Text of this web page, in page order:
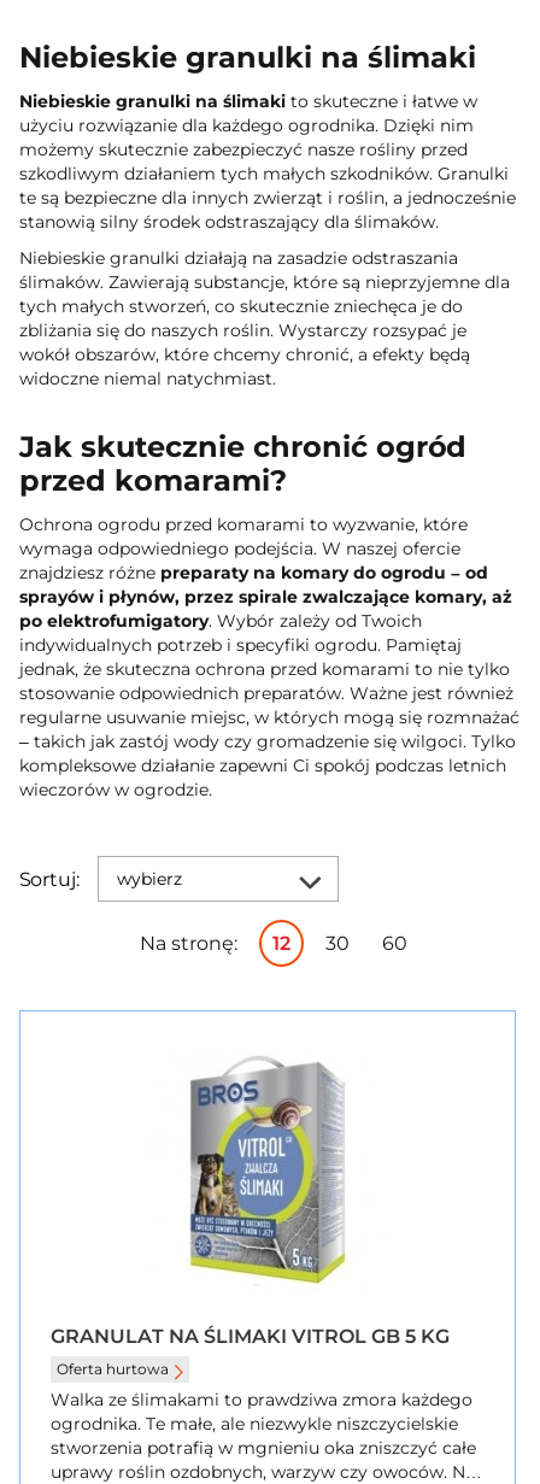
Niebieskie granulki na ślimaki
Niebieskie granulki na ślimaki to skuteczne i łatwe w
użyciu rozwiązanie dla każdego ogrodnika. Dzięki nim
możemy skutecznie zabezpieczyć nasze rośliny przed
szkodliwym działaniem tych małych szkodników. Granulki
te są bezpieczne dla innych zwierząt i roślin, a jednocześnie
stanowią silny środek odstraszający dla ślimaków.
Niebieskie granulki działają na zasadzie odstraszania
ślimaków. Zawierają substancje, które są nieprzyjemne dla
tych małych stworzeń, co skutecznie zniechęca je do
zbliżania się do naszych roślin. Wystarczy rozsypać je
wokół obszarów, które chcemy chronić, a efekty będą
widoczne niemal natychmiast.
Jak skutecznie chronić ogród
przed komarami?
Ochrona ogrodu przed komarami to wyzwanie, które
wymaga odpowiedniego podejścia. W naszej ofercie
znajdziesz różne preparaty na komary do ogrodu – od
sprayów i płynów, przez spirale zwalczające komary, aż
po elektrofumigatory. Wybór zależy od Twoich
indywidualnych potrzeb i specyfiki ogrodu. Pamiętaj
jednak, że skuteczna ochrona przed komarami to nie tylko
stosowanie odpowiednich preparatów. Ważne jest również
regularne usuwanie miejsc, w których mogą się rozmnażać
– takich jak zastój wody czy gromadzenie się wilgoci. Tylko
kompleksowe działanie zapewni Ci spokój podczas letnich
wieczorów w ogrodzie.
Sortuj: wybierz
Na stronę: 12 30 60
GRANULAT NA ŚLIMAKI VITROL GB 5 KG
Oferta hurtowa
Walka ze ślimakami to prawdziwa zmora każdego
ogrodnika. Te małe, ale niezwykle niszczycielskie
stworzenia potrafią w mgnieniu oka zniszczyć całe
uprawy roślin ozdobnych, warzyw czy owoców. Na